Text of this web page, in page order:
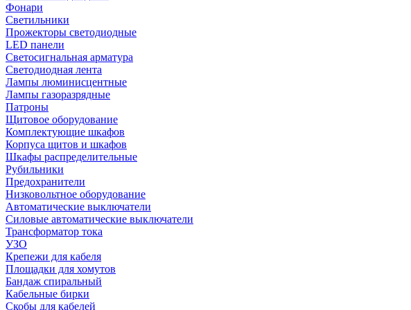
Фонари
Светильники
Прожекторы светодиодные
LED панели
Светосигнальная арматура
Светодиодная лента
Лампы люминисцентные
Лампы газоразрядные
Патроны
Щитовое оборудование
Комплектующие шкафов
Корпуса щитов и шкафов
Шкафы распределительные
Рубильники
Предохранители
Низковольтное оборудование
Автоматические выключатели
Силовые автоматические выключатели
Трансформатор тока
УЗО
Крепежи для кабеля
Площадки для хомутов
Бандаж спиральный
Кабельные бирки
Cкобы для кабелей